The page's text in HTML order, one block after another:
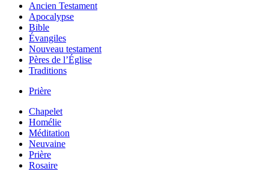
Ancien Testament
Apocalypse
Bible
Évangiles
Nouveau testament
Pères de l’Église
Traditions
Prière
Chapelet
Homélie
Méditation
Neuvaine
Prière
Rosaire